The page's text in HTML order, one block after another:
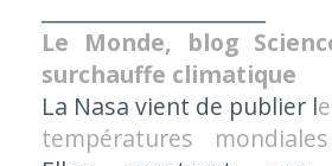
Le Monde, blog
surchauffe climatique
La Nasa vient de publier l
températures